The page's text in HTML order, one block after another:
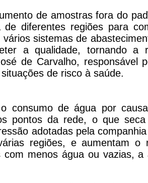
de amostras fora do
diferentes regiões para
sistemas de
a qualidade, tornando a
de Carvalho, responsável
de risco à saúde.
consumo de água por
pontos da rede, o que
adotadas pela
regiões, e aumentam o
com menos água ou vazias,